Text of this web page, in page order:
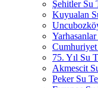
Şehitler Su
Kuyualan
Yarhasanlar
Cumhuriyet
75. Yıl Su
Akmescit
Peker Su